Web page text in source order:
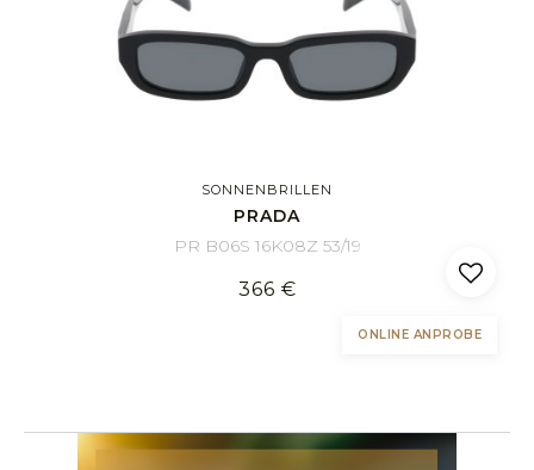
SONNENBRILLEN
PRADA
PR B06S 16K08Z 53/19
366 €
ONLINE ANPROBE